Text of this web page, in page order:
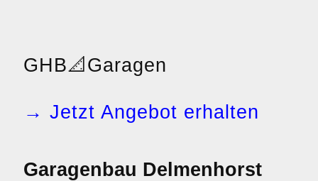
GHB📐 Garagen
→ Jetzt Angebot erhalten
Garagenbau Delmenhorst